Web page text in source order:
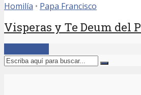
Homilía • Papa Francisco
Visperas y Te Deum del